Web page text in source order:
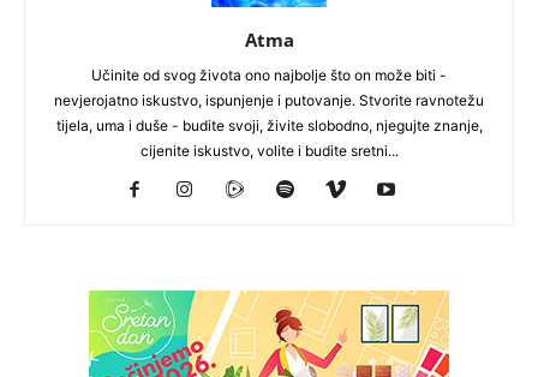
Atma
Učinite od svog života ono najbolje što on može biti -
nevjerojatno iskustvo, ispunjenje i putovanje. Stvorite ravnotežu
tijela, uma i duše - budite svoji, živite slobodno, njegujte znanje,
cijenite iskustvo, volite i budite sretni...